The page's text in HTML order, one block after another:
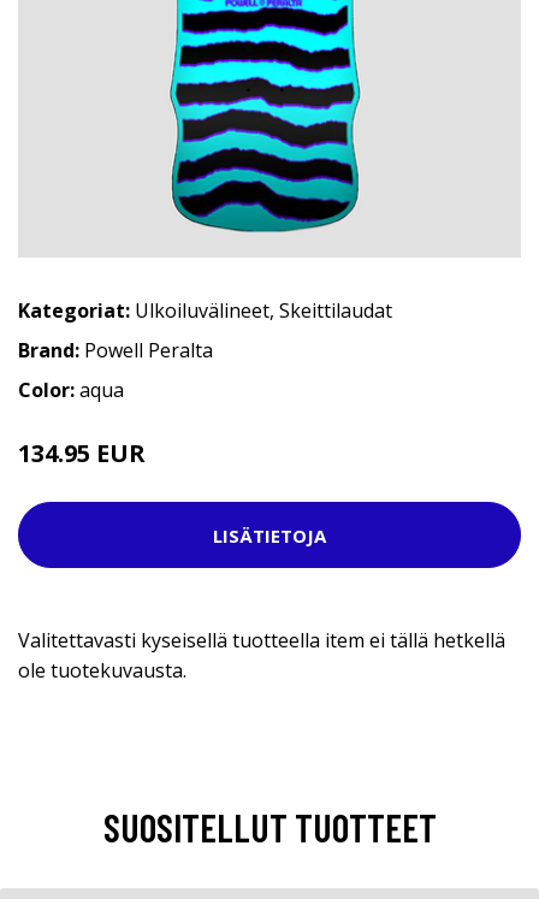
Kategoriat: Ulkoiluvälineet, Skeittilaudat
Brand: Powell Peralta
Color:aqua
134.95 EUR
LISÄTIETOJA
Valitettavasti kyseisellä tuotteella item ei tällä hetkellä
ole tuotekuvausta.
SUOSITELLUT TUOTTEET